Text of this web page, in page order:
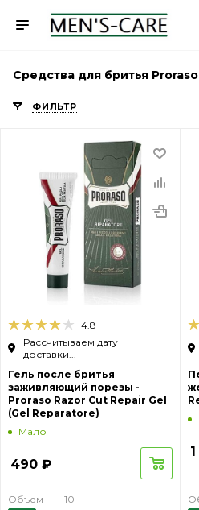
Средства для бритья Proraso
ФИЛЬТР
4.8
Рассчитываем дату
доставки...
Гель после бритья
заживляющий порезы -
Proraso Razor Cut Repair Gel
(Gel Reparatore)
Мало
490 ₽
Объем — 10